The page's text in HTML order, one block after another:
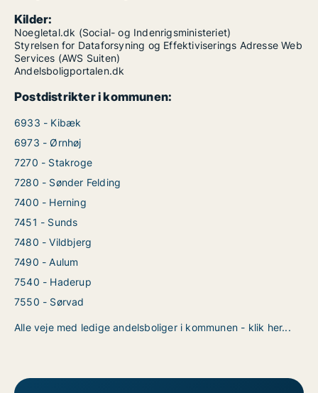
Kilder:
Noegletal.dk (Social- og Indenrigsministeriet)
Styrelsen for Dataforsyning og Effektiviserings Adresse Web
Services (AWS Suiten)
Andelsboligportalen.dk
Postdistrikter i kommunen:
6933 - Kibæk
6973 - Ørnhøj
7270 - Stakroge
7280 - Sønder Felding
7400 - Herning
7451 - Sunds
7480 - Vildbjerg
7490 - Aulum
7540 - Haderup
7550 - Sørvad
Alle veje med ledige andelsboliger i kommunen - klik her...